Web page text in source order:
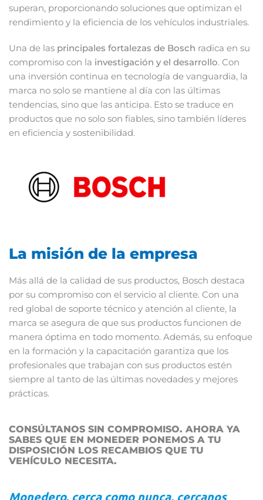
superan, proporcionando soluciones que optimizan el
rendimiento y la eficiencia de los vehículos industriales.
Una de las principales fortalezas de Bosch radica en su
compromiso con la investigación y el desarrollo. Con
una inversión continua en tecnología de vanguardia, la
marca no solo se mantiene al día con las últimas
tendencias, sino que las anticipa. Esto se traduce en
productos que no solo son fiables, sino también líderes
en eficiencia y sostenibilidad.
La misión de la empresa
Más allá de la calidad de sus productos, Bosch destaca
por su compromiso con el servicio al cliente. Con una
red global de soporte técnico y atención al cliente, la
marca se asegura de que sus productos funcionen de
manera óptima en todo momento. Además, su enfoque
en la formación y la capacitación garantiza que los
profesionales que trabajan con sus productos estén
siempre al tanto de las últimas novedades y mejores
prácticas.
CONSÚLTANOS SIN COMPROMISO. AHORA YA
SABES QUE EN MONEDER PONEMOS A TU
DISPOSICIÓN LOS RECAMBIOS QUE TU
VEHÍCULO NECESITA.
Monedero, cerca como nunca, cercanos